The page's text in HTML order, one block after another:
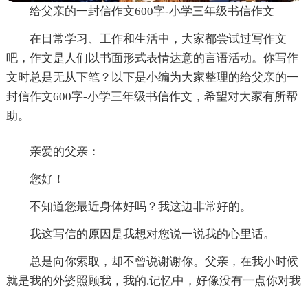
给父亲的一封信作文600字-小学三年级书信作文
在日常学习、工作和生活中，大家都尝试过写作文
吧，作文是人们以书面形式表情达意的言语活动。你写作
文时总是无从下笔？以下是小编为大家整理的给父亲的一
封信作文600字-小学三年级书信作文，希望对大家有所帮
助。
亲爱的父亲：
您好！
不知道您最近身体好吗？我这边非常好的。
我这写信的原因是我想对您说一说我的心里话。
总是向你索取，却不曾说谢谢你。父亲，在我小时候
就是我的外婆照顾我，我的.记忆中，好像没有一点你对我